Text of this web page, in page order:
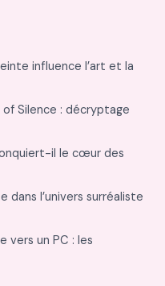
influence l’art et la
Silence : décryptage
il le cœur des
dans l’univers surréaliste
vers un PC : les